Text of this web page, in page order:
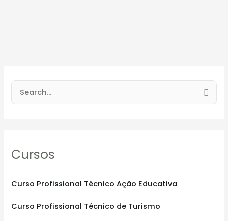
c
f
r
Cursos
Curso Profissional Técnico Ação Educativa
Curso Profissional Técnico de Turismo